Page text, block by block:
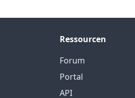
Ressourcen
Forum
Portal
API